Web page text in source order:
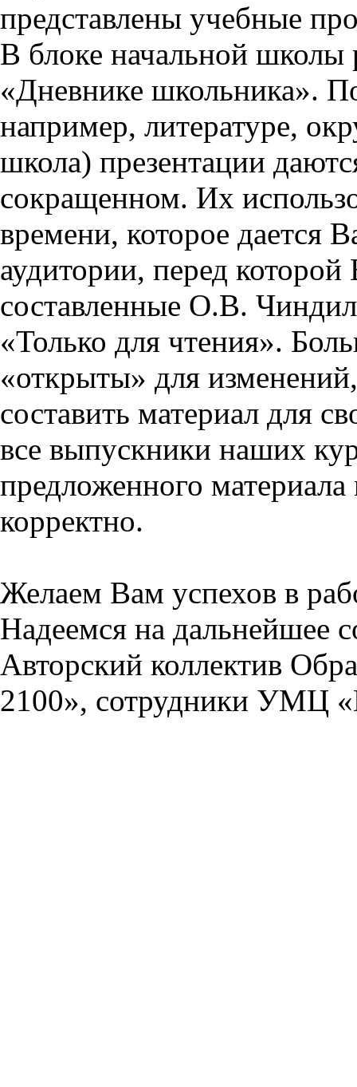
представлены учебные
В блоке начальной школы
«Дневнике школьника».
например, литературе,
школа) презентации
сокращенном. Их
времени, которое дается
аудитории, перед
составленные О.В.
«Только для чтения».
«открыты» для
составить материал для
все выпускники наших
предложенного
корректно.
Желаем Вам успехов в
Надеемся на дальнейшее
Авторский коллектив
2100», сотрудники УМЦ